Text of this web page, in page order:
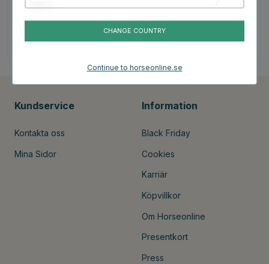
999 kr
Betyg: (13)4.2 utav 5 stjärnor
Kundservice
Kontakta oss
Mina Sidor
Information
Black Friday
Cookies
Karriär
Köpvillkor
Om Horseonline
Presentkort
Press
CHANGE COUNTRY
Continue to horseonline.se